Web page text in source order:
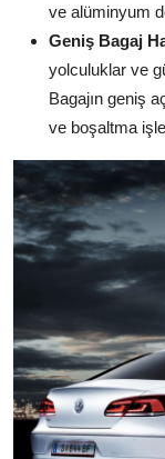
ve alüminyum
Geniş Bagaj
yolculuklar ve
Bagajın geniş
ve boşaltma